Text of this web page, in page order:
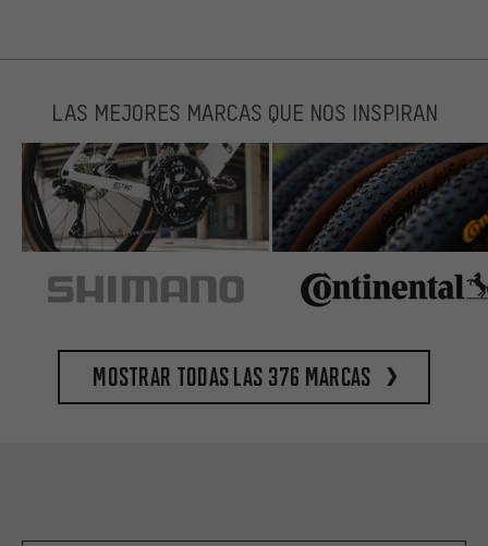
LAS MEJORES MARCAS QUE NOS INSPIRAN
Mostrar todas las 376 marcas